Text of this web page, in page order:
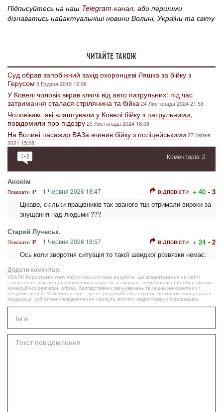
Підписуйтесь на наш Telegram-канал, аби першими
дізнаватись найактуальніші новини Волині, України та світу
ЧИТАЙТЕ ТАКОЖ
Суд обрав запобіжний захід охоронцеві Ляшка за бійку з
Герусом5 Грудня 2019 12:06
У Ковелі чоловік вкрав ключі від авто патрульних: під час
затримання сталася стрілянина та бійка24 Листопада 2024 21:53
Чоловікам, які влаштували у Ковелі бійку з патрульними,
повідомили про підозру25 Листопада 2024 18:08
На Волині пасажир ВАЗа вчинив бійку з поліцейськими 27 Квітня
2021 15:28
Коментарів: 2
Анонім
Показати IP 1 Червня 2026 18:47 відповісти + 40 - 3
Цікаво, скільки працівників так званого тцк отримали вироки за
знущання над людьми ???
Старий Лучеськ.
Показати IP 1 Червня 2026 18:57 відповісти + 24 - 2
Ось коли зворотня ситуація то такої швидкої розвязки немає.
Додати коментар:
УВАГА! Користувач www.volynnews.com має розуміти, що коментування на сайті
створені аж ніяк не для політичного піару чи антипіару, зведення особистих рахунків,
комерційної реклами, образ, безпідставних звинувачень та інших некоректних і
негідних речей. Утім коментарі – це не редакційні матеріали, не мають попередньої
модерації, суб’єктивні повідомлення і можуть містити недостовірну інформацію.